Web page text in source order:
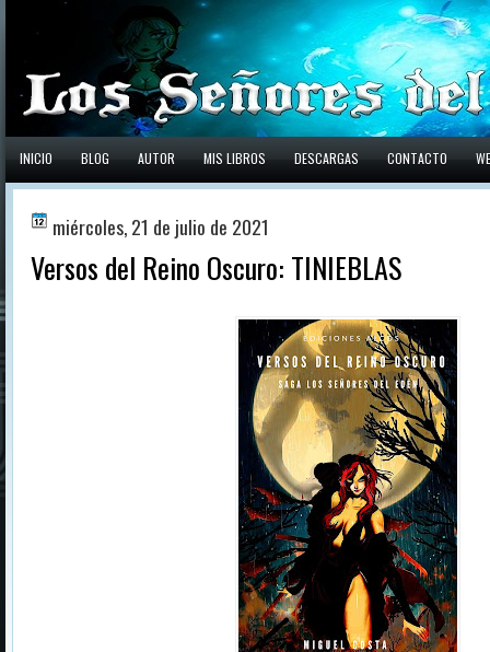
INICIO BLOG AUTOR MIS LIBROS DESCARGAS CONTACTO
miércoles, 21 de julio de 2021
Versos del Reino Oscuro: TINIEBLAS